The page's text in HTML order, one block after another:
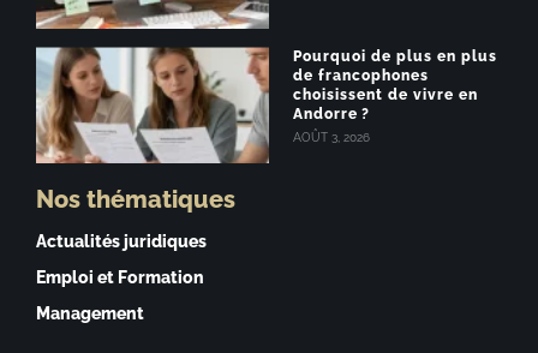
Pourquoi de plus en plus
de francophones
choisissent de vivre en
Andorre ?
AOÛT 3, 2026
Nos thématiques
Actualités juridiques
Emploi et Formation
Management